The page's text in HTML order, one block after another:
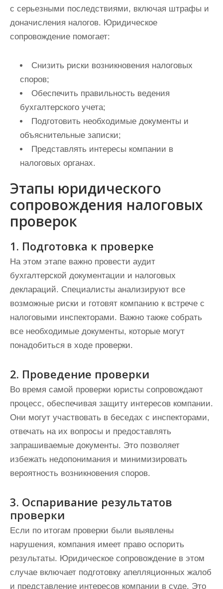
с серьезными последствиями, включая штрафы и
доначисления налогов. Юридическое
сопровождение помогает:
Снизить риски возникновения налоговых
споров;
Обеспечить правильность ведения
бухгалтерского учета;
Подготовить необходимые документы и
объяснительные записки;
Представлять интересы компании в
налоговых органах.
Этапы юридического
сопровождения налоговых
проверок
1. Подготовка к проверке
На этом этапе важно провести аудит
бухгалтерской документации и налоговых
деклараций. Специалисты анализируют все
возможные риски и готовят компанию к встрече с
налоговыми инспекторами. Важно также собрать
все необходимые документы, которые могут
понадобиться в ходе проверки.
2. Проведение проверки
Во время самой проверки юристы сопровождают
процесс, обеспечивая защиту интересов компании.
Они могут участвовать в беседах с инспекторами,
отвечать на их вопросы и предоставлять
запрашиваемые документы. Это позволяет
избежать недопонимания и минимизировать
вероятность возникновения споров.
3. Оспаривание результатов
проверки
Если по итогам проверки были выявлены
нарушения, компания имеет право оспорить
результаты. Юридическое сопровождение в этом
случае включает подготовку апелляционных жалоб
и представление интересов компании в суде. Это